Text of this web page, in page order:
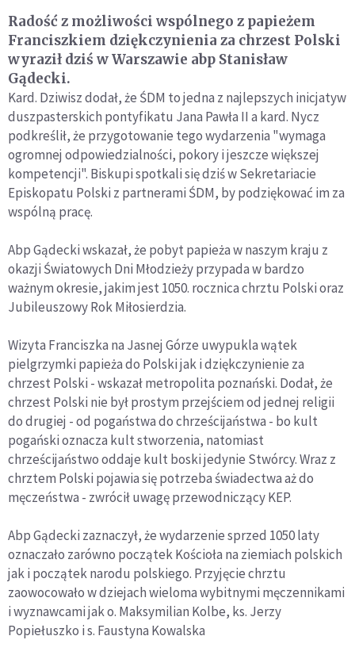
Radość z możliwości wspólnego z papieżem
Franciszkiem dziękczynienia za chrzest Polski
wyraził dziś w Warszawie abp Stanisław
Gądecki.
Kard. Dziwisz dodał, że ŚDM to jedna z najlepszych inicjatyw
duszpasterskich pontyfikatu Jana Pawła II a kard. Nycz
podkreślił, że przygotowanie tego wydarzenia "wymaga
ogromnej odpowiedzialności, pokory i jeszcze większej
kompetencji". Biskupi spotkali się dziś w Sekretariacie
Episkopatu Polski z partnerami ŚDM, by podziękować im za
wspólną pracę.
Abp Gądecki wskazał, że pobyt papieża w naszym kraju z
okazji Światowych Dni Młodzieży przypada w bardzo
ważnym okresie, jakim jest 1050. rocznica chrztu Polski oraz
Jubileuszowy Rok Miłosierdzia.
Wizyta Franciszka na Jasnej Górze uwypukla wątek
pielgrzymki papieża do Polski jak i dziękczynienie za
chrzest Polski - wskazał metropolita poznański. Dodał, że
chrzest Polski nie był prostym przejściem od jednej religii
do drugiej - od pogaństwa do chrześcijaństwa - bo kult
pogański oznacza kult stworzenia, natomiast
chrześcijaństwo oddaje kult boski jedynie Stwórcy. Wraz z
chrztem Polski pojawia się potrzeba świadectwa aż do
męczeństwa - zwrócił uwagę przewodniczący KEP.
Abp Gądecki zaznaczył, że wydarzenie sprzed 1050 laty
oznaczało zarówno początek Kościoła na ziemiach polskich
jak i początek narodu polskiego. Przyjęcie chrztu
zaowocowało w dziejach wieloma wybitnymi męczennikami
i wyznawcami jak o. Maksymilian Kolbe, ks. Jerzy
Popiełuszko i s. Faustyna Kowalska